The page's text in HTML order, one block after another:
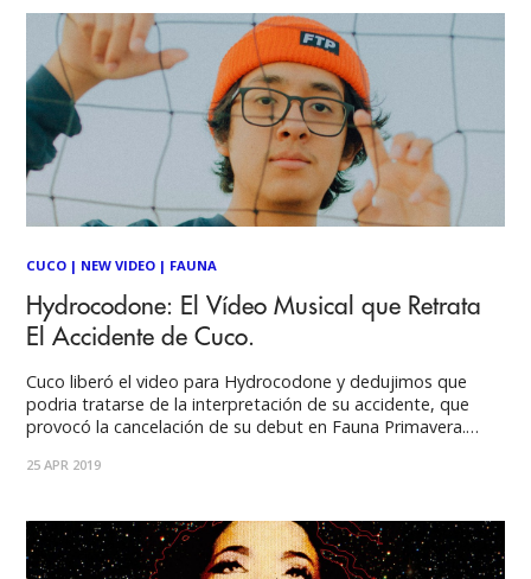
CUCO | NEW VIDEO | FAUNA
Hydrocodone: El Vídeo Musical que Retrata
El Accidente de Cuco.
Cuco liberó el video para Hydrocodone y dedujimos que
podria tratarse de la interpretación de su accidente, que
provocó la cancelación de su debut en Fauna Primavera.
mexicanas, que da vida al proyecto musical "Cuco", una
25 APR 2019